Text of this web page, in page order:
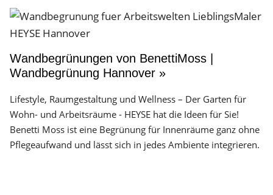
Wandbegrünungen von BenettiMoss |
Wandbegrünung Hannover »
Lifestyle, Raumgestaltung und Wellness – Der Garten für
Wohn- und Arbeitsräume - HEYSE hat die Ideen für Sie!
Benetti Moss ist eine Begrünung für Innenräume ganz ohne
Pflegeaufwand und lässt sich in jedes Ambiente integrieren.